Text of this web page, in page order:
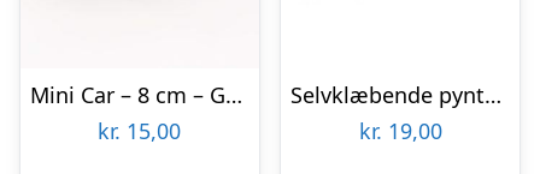
Mini Car – 8 cm – Grøn
kr. 15,00
Selvklæbende pyntesten
kr. 19,00